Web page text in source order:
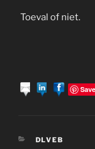
Toeval of niet.
Save
CATEGORIEËN
DLVEB